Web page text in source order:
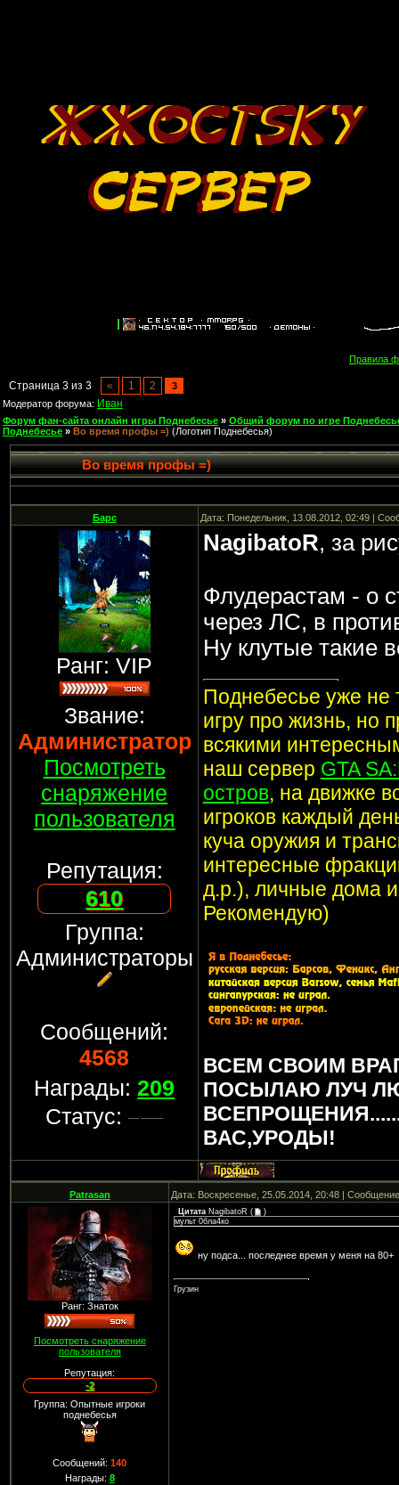
Правила
Страница 3 из 3 « 1 2
3
Модератор форума: Иван
Форум фан-сайта онлайн игры Поднебесье » Общий форум по игре
Поднебесье » Во время профы =) (Логотип Поднебесья)
Во время профы =)
Барс Дата: Понедельник, 13.08.2012, 02:49 |
Ранг: VIP
Звание:
Администратор
Посмотреть
снаряжение
пользователя
Репутация:
610
Группа:
Администраторы
Сообщений:
4568
Награды:209
Статус:
NagibatoR, за
Флудерастам - о
через ЛС, в
Ну клутые такие
Поднебесье уже не
игру про жизнь, но
всякими
наш сервер GTA
остров, на движке
игроков каждый
куча оружия и
интересные
д.р.), личные дома
Рекомендую)
ВСЕМ СВОИМ
ПОСЫЛАЮ ЛУЧ
ВАС,УРОДЫ!
Patrasan Дата: Воскресенье, 25.05.2014, 20:48 |
Ранг: Знаток
Посмотреть снаряжение
пользователя
Репутация:
-2
Группа: Опытные игроки
поднебесья
Сообщений:140
Награды: 8
Цитата NagibatoR (
)
мульт 0бла4ко
ну подса... последнее время у меня на 80+
Грузин